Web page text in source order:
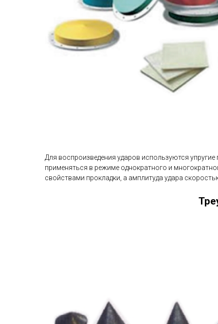
Для воспроизведения ударов используются
применяться в режиме однократного и
свойствами прокладки, а амплитуда удара